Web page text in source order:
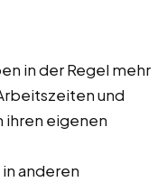
in der Regel mehr
und
ihren eigenen
anderen